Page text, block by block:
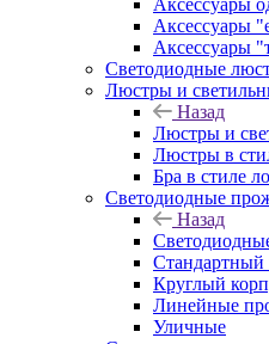
Аксессуары
Аксессуары
Аксессуары
Светодиодные
Люстры и
Назад
Люстры и
Люстры в
Бра в стиле
Светодиодные
Назад
Стандартный
Круглый
Линейные
Уличные